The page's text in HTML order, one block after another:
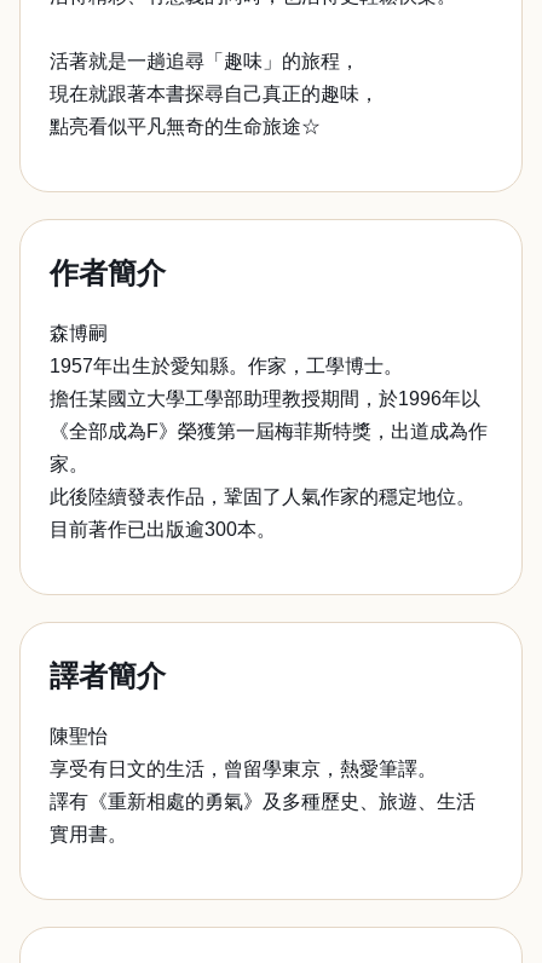
活著就是一趟追尋「趣味」的旅程，
現在就跟著本書探尋自己真正的趣味，
點亮看似平凡無奇的生命旅途☆
作者簡介
森博嗣
1957年出生於愛知縣。作家，工學博士。
擔任某國立大學工學部助理教授期間，於1996年以
《全部成為F》榮獲第一屆梅菲斯特獎，出道成為作
家。
此後陸續發表作品，鞏固了人氣作家的穩定地位。
目前著作已出版逾300本。
譯者簡介
陳聖怡
享受有日文的生活，曾留學東京，熱愛筆譯。
譯有《重新相處的勇氣》及多種歷史、旅遊、生活
實用書。